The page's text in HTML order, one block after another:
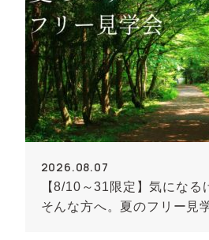
2026.08.07
【8/10～31限定】気にな
そんな方へ。夏のフリー見